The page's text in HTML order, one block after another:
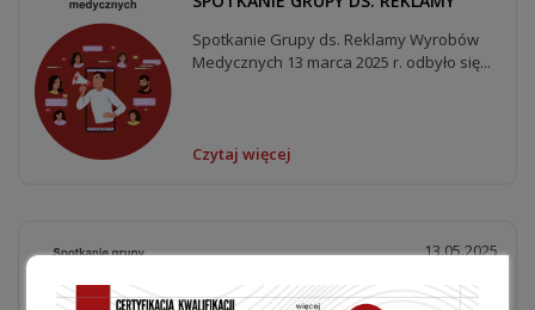
Spotkanie Grupy ds. Reklamy Wyrobów
Medycznych 13 marca 2025 r. odbyło się...
Czytaj więcej
13.05.2025
ESTETYCZNEJ